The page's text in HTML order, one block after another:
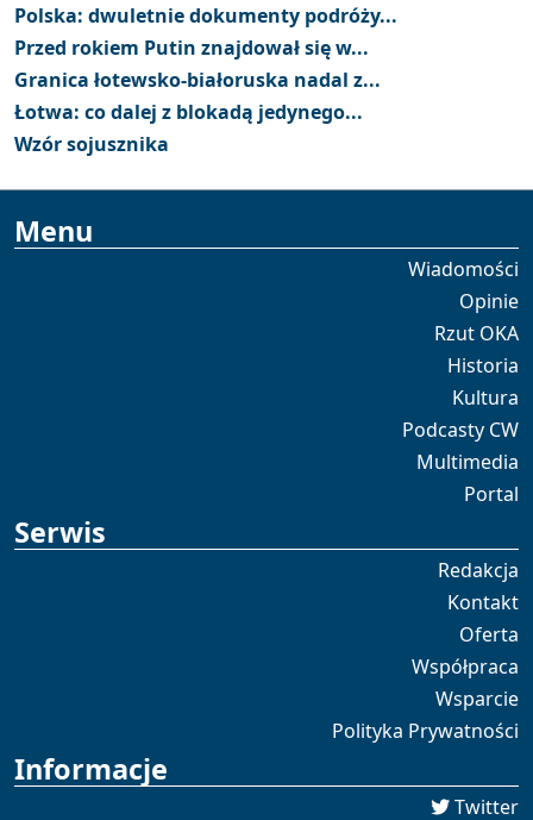
Polska: dwuletnie dokumenty podróży...
Przed rokiem Putin znajdował się w...
Granica łotewsko-białoruska nadal z...
Łotwa: co dalej z blokadą jedynego...
Wzór sojusznika
Menu
Wiadomości
Opinie
Rzut OKA
Historia
Kultura
Podcasty CW
Multimedia
Portal
Serwis
Redakcja
Kontakt
Oferta
Współpraca
Wsparcie
Polityka Prywatności
Informacje
Twitter